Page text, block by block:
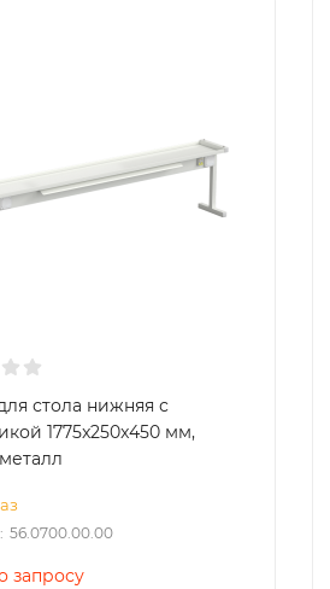
стола нижняя с
1775x250x450 мм,
56.0700.00.00
запросу